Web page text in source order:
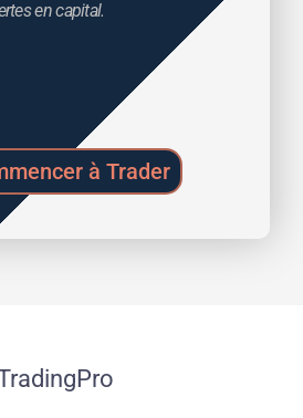
en capital.
à Trader